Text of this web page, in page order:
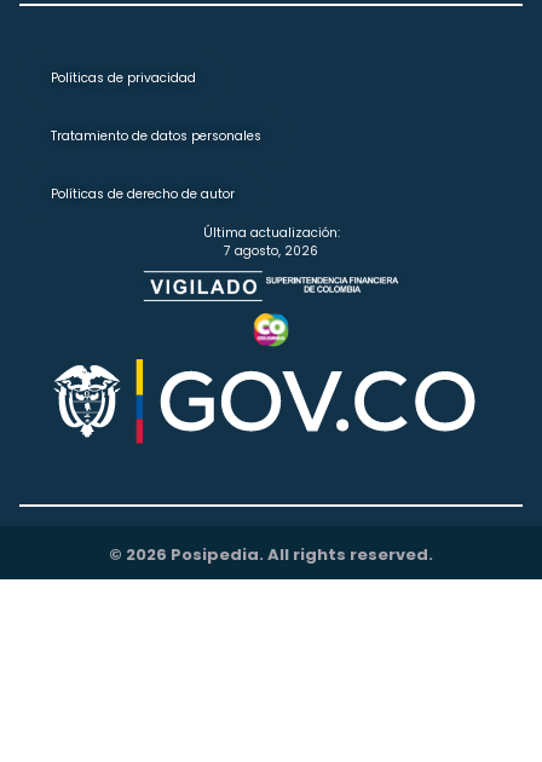
Políticas de privacidad
Tratamiento de datos personales
Políticas de derecho de autor
Última actualización:
7 agosto, 2026
© 2026 Posipedia. All rights reserved.